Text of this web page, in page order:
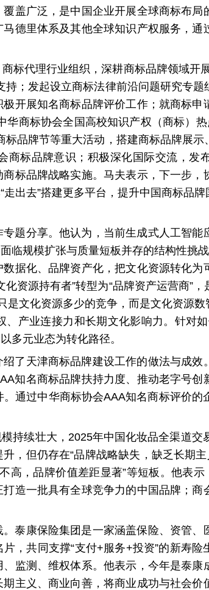
盖广泛，是中国企业开展全球商标布
德里体系及其他全球知识产权服务，
标代理行业组织，深耕商标品牌领域开
持；发起设立商标法律前沿问题研究专题
开展知名商标品牌评价工作；就商标
商标协会全国高校知识产权（商标）
品牌节等重大活动，搭建商标品牌展示
标品牌意识；积极深化国际交流，发
标品牌战略实施。马夫表示，下一步
出去”搭建更多平台，提升中国商标品
题分享。他认为，当前生成式人工智
规模扩张与质量短板并存的结构性挑
据化、品牌资产化，把文化资源转化
资源持有者”转型为“品牌资产运营商”
是文化资源多少的竞争，而是文化资源
产业连接力和长期文化影响力。针对如
多元业态为转化路径。
了天津商标品牌建设工作的做法与成
知名商标品牌扶持力度、推动老字号
通过中华商标协会AAA知名商标评价
持续壮大，2025年中国化妆品全渠道
，但仍存在“品牌战略缺失，缺乏长期
高，品牌价值差距显著”等短板。他表
造一批具有全球竞争力的中国品牌；
泰康保险集团是一家涵盖保险、资管、
，共同支撑“支付+服务+投资”的新寿
监测、维权体系。他表示，今年是泰
主义、商业向善，将商业成功与社会